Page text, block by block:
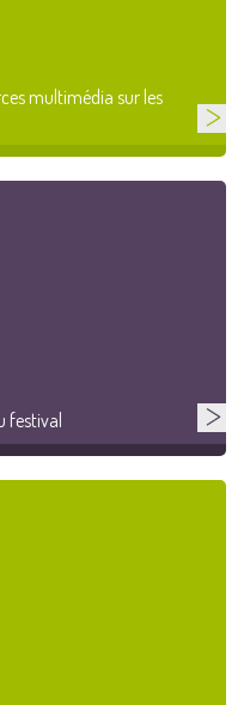
multimédia sur les
festival